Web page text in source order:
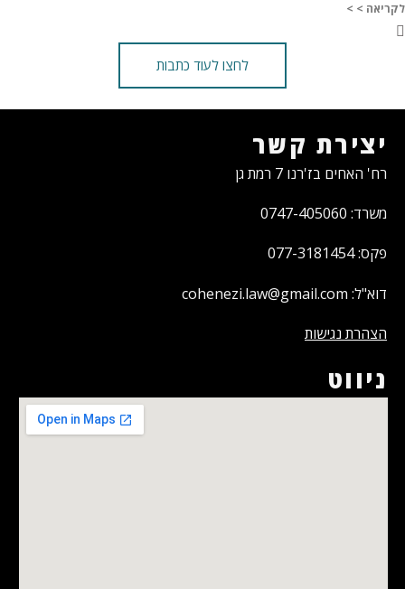
לקריאה > >
לחצו לעוד כתבות
יצירת קשר
רח' האחים בז'רנו 7 רמת גן
משרד: 0747-405060
פקס: 077-3181454
דוא"ל: cohenezi.law@gmail.com
הצהרת נגישות
ניווט